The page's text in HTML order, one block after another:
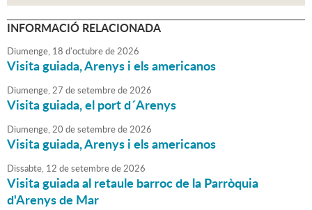
INFORMACIÓ RELACIONADA
Diumenge, 18 d'octubrede2026
Visita guiada, Arenys i els americanos
Diumenge,27 desetembrede2026
Visita guiada, el port d´Arenys
Diumenge,20 desetembrede2026
Visita guiada, Arenys i els americanos
Dissabte, 12 desetembrede2026
Visita guiada al retaule barroc de la Parròquia
d'Arenys de Mar